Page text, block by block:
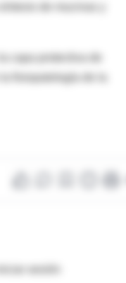
capa protectiva de
fisiopatología de la
sesión